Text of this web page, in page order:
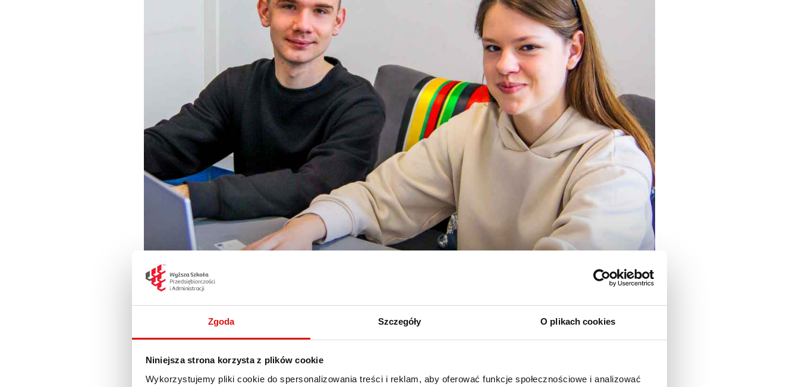
Zgoda Szczegóły O plikach cookies
Niniejsza strona korzysta z plików cookie
Wykorzystujemy pliki cookie do spersonalizowania treści i reklam, aby oferować funkcje społecznościowe i analizować